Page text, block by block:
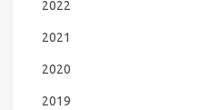
2022
2021
2020
2019